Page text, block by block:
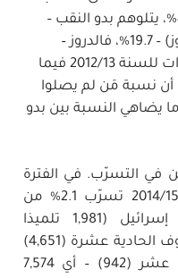
في هذا المجال إلى الحريديم – 45.7%، يتلوهم بدو النقب –
36.2%، ثم العرب (دون البدو والدروز) – 19.7%، فالدروز –
15.5%. تجدر الإشارة إلى أن التقديرات للسنة 2012/13 فيما
أن نسبة مَن لم يصلوا
عشر بلغت 36%، أي ما يضاهي النسبة بين بدو
في التسرّب. في الفترة
بين السنة الدراسية 2013/14 و-2014/15 تسرّب 2.1% من
تلاميذ الصفوف العاشرة في إسرائيل (1,981 تلميذا
وتلميذة)، 5.0% من تلاميذ الصفوف الحادية عشرة (4,651)
و-1.1% من تلاميذ صفوف الثاني عشر (942) – أي 7,574